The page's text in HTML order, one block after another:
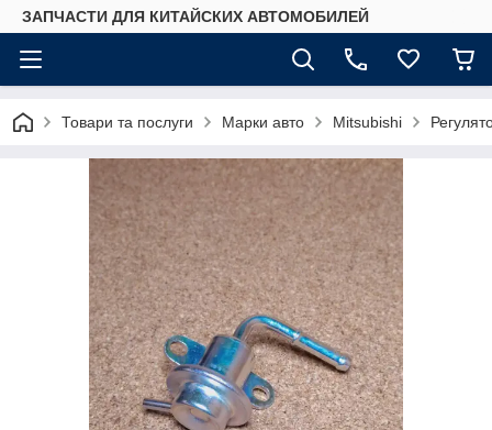
ЗАПЧАСТИ ДЛЯ КИТАЙСКИХ АВТОМОБИЛЕЙ
Товари та послуги Марки авто Mitsubishi